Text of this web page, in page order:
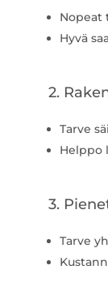
Nopeat
Hyvä
2.
Tarve
Helppo
3.
Tarve